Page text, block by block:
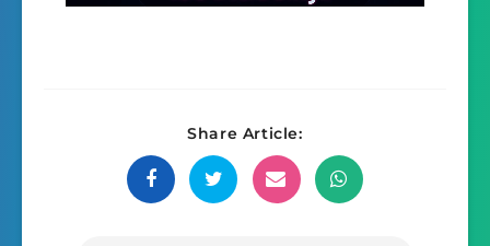
Share Article: